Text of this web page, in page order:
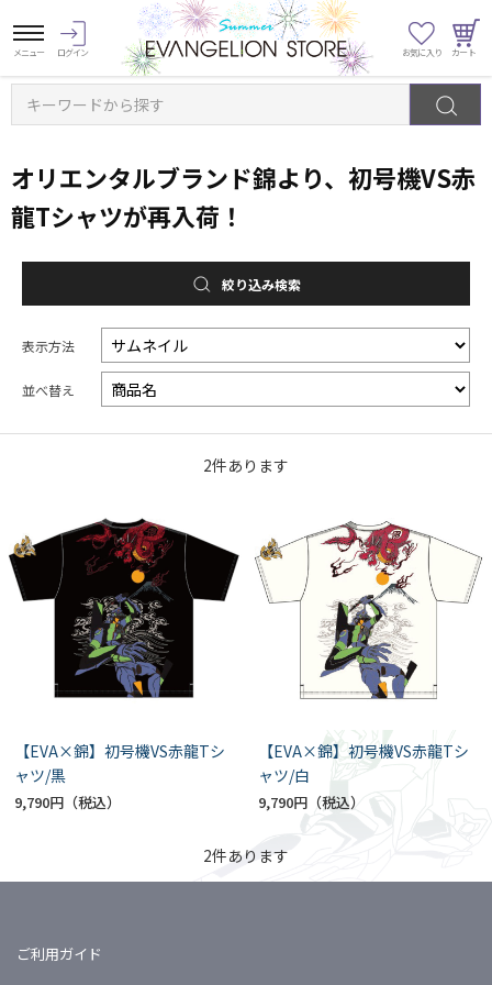
キーワードから探す
オリエンタルブランド錦より、初号機VS赤
龍Tシャツが再入荷！
絞り込み検索
表示方法
並べ替え
2件あります
【EVA×錦】初号機VS赤龍Tシ
ャツ/黒
9,790円
【EVA×錦】初号機VS赤龍Tシ
ャツ/白
9,790円
2件あります
ご利用ガイド